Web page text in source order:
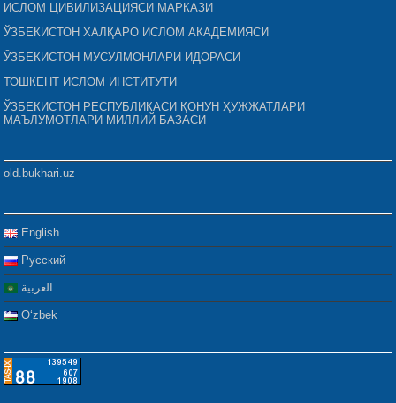
ИСЛОМ ЦИВИЛИЗАЦИЯСИ МАРКАЗИ
ЎЗБЕКИСТОН ХАЛҚАРО ИСЛОМ АКАДЕМИЯСИ
ЎЗБЕКИСТОН МУСУЛМОНЛАРИ ИДОРАСИ
ТОШКЕНТ ИСЛОМ ИНСТИТУТИ
ЎЗБЕКИСТОН РЕСПУБЛИКАСИ ҚОНУН ҲУЖЖАТЛАРИ
МАЪЛУМОТЛАРИ МИЛЛИЙ БАЗАСИ
old.bukhari.uz
English
Русский
العربية
Oʻzbek